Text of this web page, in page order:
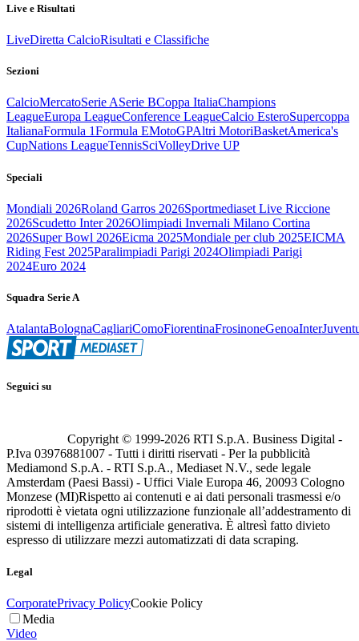
Live e Risultati
LiveDiretta CalcioRisultati e Classifiche
Sezioni
CalcioMercatoSerie ASerie BCoppa ItaliaChampions
LeagueEuropa LeagueConference LeagueCalcio EsteroSupercoppa
ItalianaFormula 1Formula EMotoGPAltri MotoriBasketAmerica's
CupNations LeagueTennisSciVolleyDrive UP
Speciali
Mondiali 2026Roland Garros 2026Sportmediaset Live Riccione
2026Scudetto Inter 2026Olimpiadi Invernali Milano Cortina
2026Super Bowl 2026Eicma 2025Mondiale per club 2025EICMA
Riding Fest 2025Paralimpiadi Parigi 2024Olimpiadi Parigi
2024Euro 2024
Squadra Serie A
AtalantaBolognaCagliariComoFiorentinaFrosinoneGenoaInter
Seguici su
Copyright © 1999-2026 RTI S.p.A. Business Digital -
P.Iva 03976881007 - Tutti i diritti riservati - Per la pubblicità
Mediamond S.p.A. - RTI S.p.A., Mediaset N.V., sede legale
Amsterdam (Paesi Bassi) - Uffici Viale Europa 46, 20093 Cologno
Monzese (MI)Rispetto ai contenuti e ai dati personali trasmessi e/o
riprodotti è vietata ogni utilizzazione funzionale all’addestramento di
sistemi di intelligenza artificiale generativa. È altresì fatto divieto
espresso di utilizzare mezzi automatizzati di data scraping.
Legal
CorporatePrivacy PolicyCookie Policy
Media
Video